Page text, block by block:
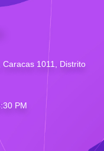
1011, Distrito
:30 PM